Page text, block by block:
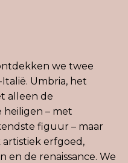
we twee
Umbria, het
alleen de
heiligen – met
figuur – maar
erfgoed,
en de renaissance. We